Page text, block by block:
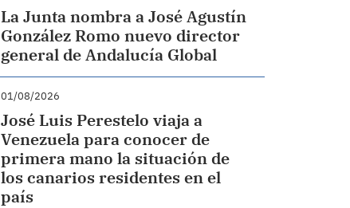
La Junta nombra a José Agustín
González Romo nuevo director
general de Andalucía Global
01/08/2026
José Luis Perestelo viaja a
Venezuela para conocer de
primera mano la situación de
los canarios residentes en el
país